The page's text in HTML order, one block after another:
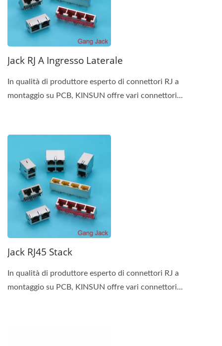
Jack RJ A Ingresso Laterale
In qualità di produttore esperto di connettori RJ a
montaggio su PCB, KINSUN offre vari connettori...
Jack RJ45 Stack
In qualità di produttore esperto di connettori RJ a
montaggio su PCB, KINSUN offre vari connettori...